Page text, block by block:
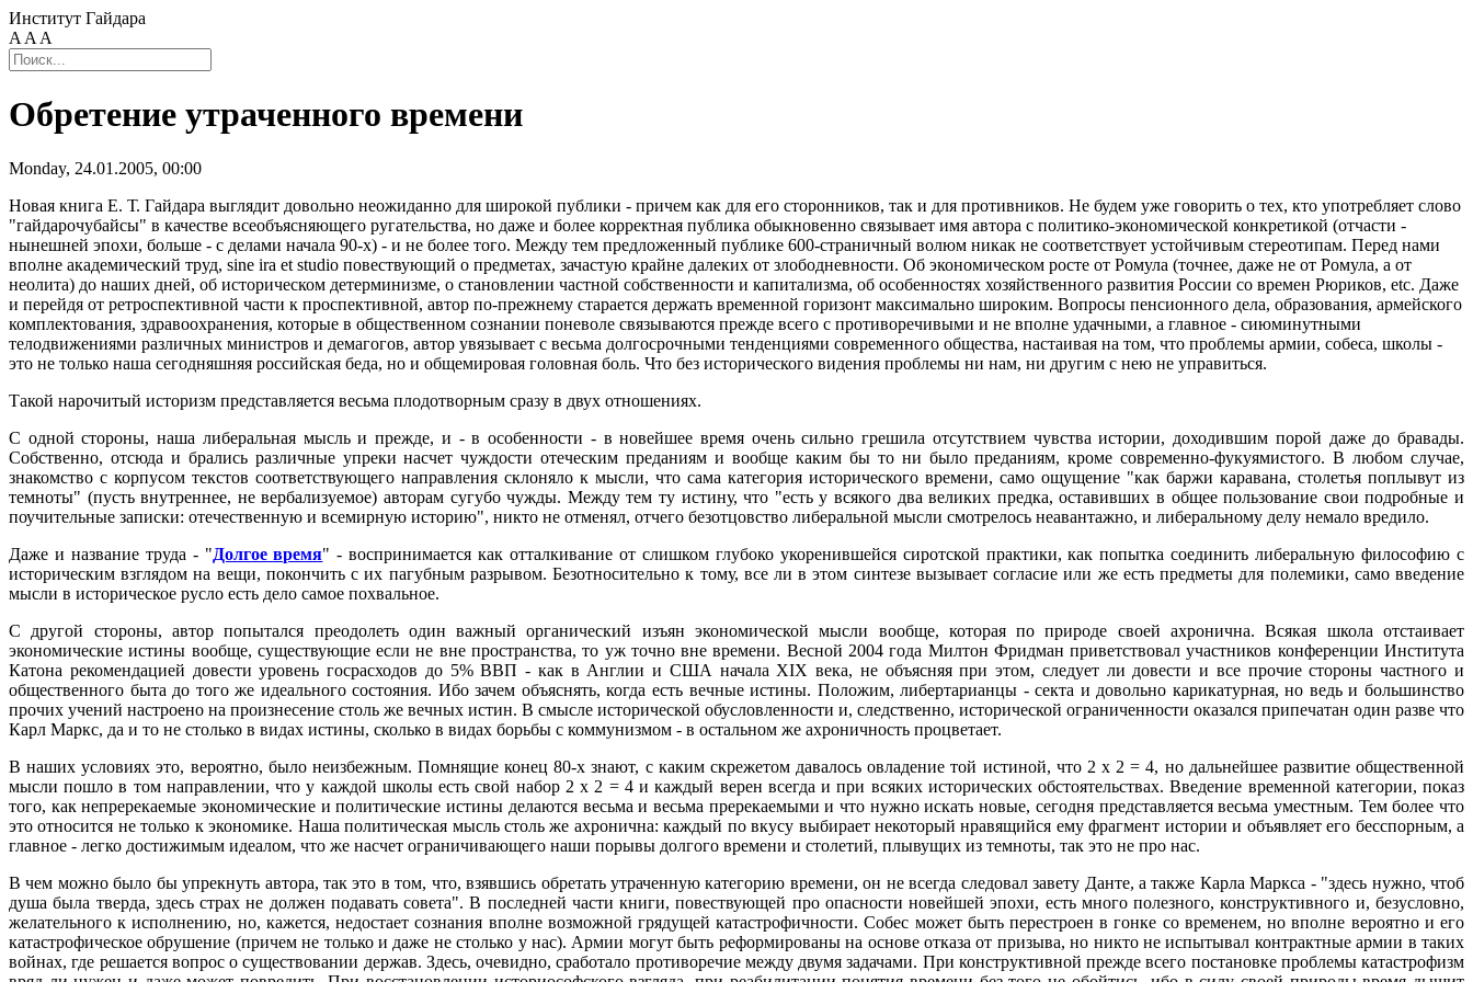
Институт Гайдара
A A A
Обретение утраченного времени
Monday, 24.01.2005, 00:00
Новая книга Е. Т. Гайдара выглядит довольно неожиданно для широкой публики - причем как для его сторонников, так и для противников. Не будем уже говорить о тех, кто употребляет слово
"гайдарочубайсы" в качестве всеобъясняющего ругательства, но даже и более корректная публика обыкновенно связывает имя автора с политико-экономической конкретикой (отчасти -
нынешней эпохи, больше - с делами начала 90-х) - и не более того. Между тем предложенный публике 600-страничный волюм никак не соответствует устойчивым стереотипам. Перед нами
вполне академический труд, sine ira et studio повествующий о предметах, зачастую крайне далеких от злободневности. Об экономическом росте от Ромула (точнее, даже не от Ромула, а от
неолита) до наших дней, об историческом детерминизме, о становлении частной собственности и капитализма, об особенностях хозяйственного развития России со времен Рюриков, etc. Даже
и перейдя от ретроспективной части к проспективной, автор по-прежнему старается держать временной горизонт максимально широким. Вопросы пенсионного дела, образования, армейского
комплектования, здравоохранения, которые в общественном сознании поневоле связываются прежде всего с противоречивыми и не вполне удачными, а главное - сиюминутными
телодвижениями различных министров и демагогов, автор увязывает с весьма долгосрочными тенденциями современного общества, настаивая на том, что проблемы армии, собеса, школы -
это не только наша сегодняшняя российская беда, но и общемировая головная боль. Что без исторического видения проблемы ни нам, ни другим с нею не управиться.
Такой нарочитый историзм представляется весьма плодотворным сразу в двух отношениях.
С одной стороны, наша либеральная мысль и прежде, и - в особенности - в новейшее время очень сильно грешила отсутствием чувства истории, доходившим порой даже до бравады.
Собственно, отсюда и брались различные упреки насчет чуждости отеческим преданиям и вообще каким бы то ни было преданиям, кроме современно-фукуямистого. В любом случае,
знакомство с корпусом текстов соответствующего направления склоняло к мысли, что сама категория исторического времени, само ощущение "как баржи каравана, столетья поплывут из
темноты" (пусть внутреннее, не вербализуемое) авторам сугубо чужды. Между тем ту истину, что "есть у всякого два великих предка, оставивших в общее пользование свои подробные и
поучительные записки: отечественную и всемирную историю", никто не отменял, отчего безотцовство либеральной мысли смотрелось неавантажно, и либеральному делу немало вредило.
Даже и название труда - "Долгое время" - воспринимается как отталкивание от слишком глубоко укоренившейся сиротской практики, как попытка соединить либеральную философию с
историческим взглядом на вещи, покончить с их пагубным разрывом. Безотносительно к тому, все ли в этом синтезе вызывает согласие или же есть предметы для полемики, само введение
мысли в историческое русло есть дело самое похвальное.
С другой стороны, автор попытался преодолеть один важный органический изъян экономической мысли вообще, которая по природе своей ахронична. Всякая школа отстаивает
экономические истины вообще, существующие если не вне пространства, то уж точно вне времени. Весной 2004 года Милтон Фридман приветствовал участников конференции Института
Катона рекомендацией довести уровень госрасходов до 5% ВВП - как в Англии и США начала XIX века, не объясняя при этом, следует ли довести и все прочие стороны частного и
общественного быта до того же идеального состояния. Ибо зачем объяснять, когда есть вечные истины. Положим, либертарианцы - секта и довольно карикатурная, но ведь и большинство
прочих учений настроено на произнесение столь же вечных истин. В смысле исторической обусловленности и, следственно, исторической ограниченности оказался припечатан один разве что
Карл Маркс, да и то не столько в видах истины, сколько в видах борьбы с коммунизмом - в остальном же ахроничность процветает.
В наших условиях это, вероятно, было неизбежным. Помнящие конец 80-х знают, с каким скрежетом давалось овладение той истиной, что 2 х 2 = 4, но дальнейшее развитие общественной
мысли пошло в том направлении, что у каждой школы есть свой набор 2 х 2 = 4 и каждый верен всегда и при всяких исторических обстоятельствах. Введение временной категории, показ
того, как непререкаемые экономические и политические истины делаются весьма и весьма пререкаемыми и что нужно искать новые, сегодня представляется весьма уместным. Тем более что
это относится не только к экономике. Наша политическая мысль столь же ахронична: каждый по вкусу выбирает некоторый нравящийся ему фрагмент истории и объявляет его бесспорным, а
главное - легко достижимым идеалом, что же насчет ограничивающего наши порывы долгого времени и столетий, плывущих из темноты, так это не про нас.
В чем можно было бы упрекнуть автора, так это в том, что, взявшись обретать утраченную категорию времени, он не всегда следовал завету Данте, а также Карла Маркса - "здесь нужно, чтоб
душа была тверда, здесь страх не должен подавать совета". В последней части книги, повествующей про опасности новейшей эпохи, есть много полезного, конструктивного и, безусловно,
желательного к исполнению, но, кажется, недостает сознания вполне возможной грядущей катастрофичности. Собес может быть перестроен в гонке со временем, но вполне вероятно и его
катастрофическое обрушение (причем не только и даже не столько у нас). Армии могут быть реформированы на основе отказа от призыва, но никто не испытывал контрактные армии в таких
войнах, где решается вопрос о существовании держав. Здесь, очевидно, сработало противоречие между двумя задачами. При конструктивной прежде всего постановке проблемы катастрофизм